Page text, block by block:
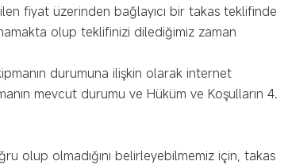
fiyat üzerinden bağlayıcı bir takas teklifinde
olup teklifinizi dilediğimiz zaman
durumuna ilişkin olarak internet
mevcut durumu ve Hüküm ve Koşulların 4.
olup olmadığını belirleyebilmemiz için, takas